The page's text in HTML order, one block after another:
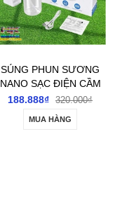
SÚNG PHUN SƯƠNG
NANO SẠC ĐIỆN CẦM
TAY 800ML KHỬ
THUỐC-TƯỚI CÂY-
188.888₫ 320.000₫
MUA HÀNG